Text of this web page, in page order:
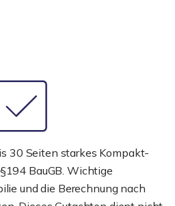
30 Seiten starkes Kompakt-
BauGB. Wichtige
und die Berechnung nach